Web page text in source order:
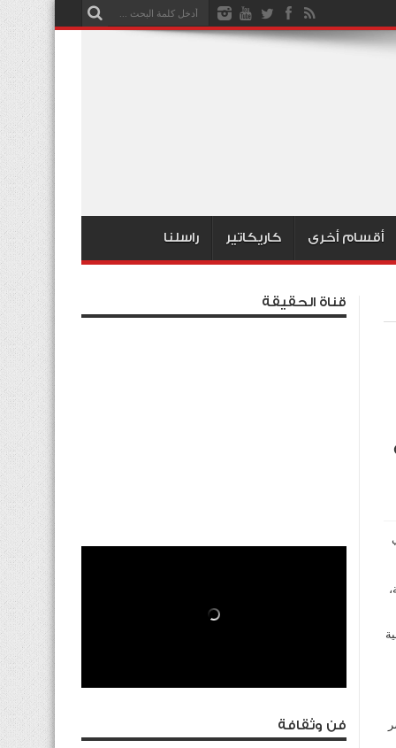
أقسام أخرى كاريكاتير راسلنا
قناة الحقيقة
فن وثقافة